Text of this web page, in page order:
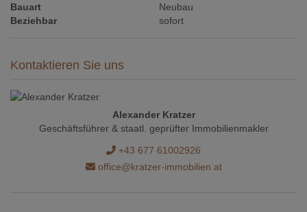
Bauart
Neubau
Beziehbar
sofort
Kontaktieren Sie uns
Alexander Kratzer
Geschäftsführer & staatl. geprüfter Immobilienmakler
+43 677 61002926
office@kratzer-immobilien.at